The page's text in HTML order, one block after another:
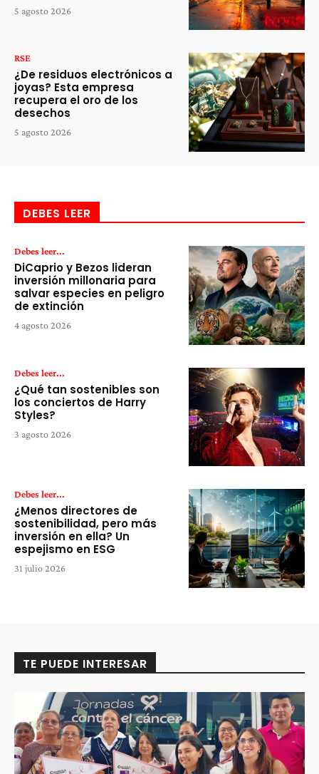
5 agosto 2026
RSE
¿De residuos electrónicos a
joyas? Esta empresa
recupera el oro de los
desechos
5 agosto 2026
DEBES LEER
Debes leer...
DiCaprio y Bezos lideran
inversión millonaria para
salvar especies en peligro
de extinción
4 agosto 2026
Debes leer...
¿Qué tan sostenibles son
los conciertos de Harry
Styles?
3 agosto 2026
Debes leer...
¿Menos directores de
sostenibilidad, pero más
inversión en ella? Un
espejismo en ESG
31 julio 2026
TE PUEDE INTERESAR